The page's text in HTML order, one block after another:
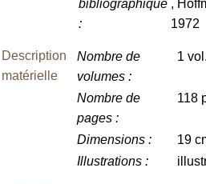
bibliographique
:
,
1972
Description
matérielle
Nombre de
volumes:
1
Nombre de
pages:
118
Dimensions:
19
Illustrations: